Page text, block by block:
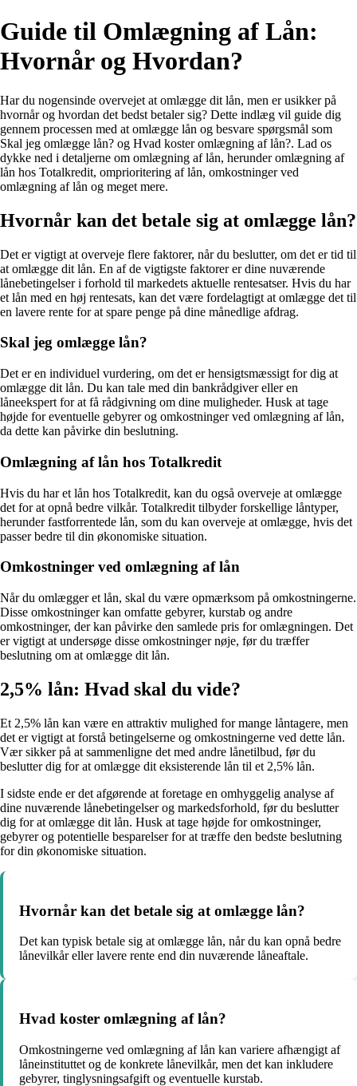
Guide til Omlægning af Lån:
Hvornår og Hvordan?
Har du nogensinde overvejet at omlægge dit lån, men er usikker på
hvornår og hvordan det bedst betaler sig? Dette indlæg vil guide dig
gennem processen med at omlægge lån og besvare spørgsmål som
Skal jeg omlægge lån? og Hvad koster omlægning af lån?. Lad os
dykke ned i detaljerne om omlægning af lån, herunder omlægning af
lån hos Totalkredit, omprioritering af lån, omkostninger ved
omlægning af lån og meget mere.
Hvornår kan det betale sig at omlægge lån?
Det er vigtigt at overveje flere faktorer, når du beslutter, om det er tid til
at omlægge dit lån. En af de vigtigste faktorer er dine nuværende
lånebetingelser i forhold til markedets aktuelle rentesatser. Hvis du har
et lån med en høj rentesats, kan det være fordelagtigt at omlægge det til
en lavere rente for at spare penge på dine månedlige afdrag.
Skal jeg omlægge lån?
Det er en individuel vurdering, om det er hensigtsmæssigt for dig at
omlægge dit lån. Du kan tale med din bankrådgiver eller en
låneekspert for at få rådgivning om dine muligheder. Husk at tage
højde for eventuelle gebyrer og omkostninger ved omlægning af lån,
da dette kan påvirke din beslutning.
Omlægning af lån hos Totalkredit
Hvis du har et lån hos Totalkredit, kan du også overveje at omlægge
det for at opnå bedre vilkår. Totalkredit tilbyder forskellige låntyper,
herunder fastforrentede lån, som du kan overveje at omlægge, hvis det
passer bedre til din økonomiske situation.
Omkostninger ved omlægning af lån
Når du omlægger et lån, skal du være opmærksom på omkostningerne.
Disse omkostninger kan omfatte gebyrer, kurstab og andre
omkostninger, der kan påvirke den samlede pris for omlægningen. Det
er vigtigt at undersøge disse omkostninger nøje, før du træffer
beslutning om at omlægge dit lån.
2,5% lån: Hvad skal du vide?
Et 2,5% lån kan være en attraktiv mulighed for mange låntagere, men
det er vigtigt at forstå betingelserne og omkostningerne ved dette lån.
Vær sikker på at sammenligne det med andre lånetilbud, før du
beslutter dig for at omlægge dit eksisterende lån til et 2,5% lån.
I sidste ende er det afgørende at foretage en omhyggelig analyse af
dine nuværende lånebetingelser og markedsforhold, før du beslutter
dig for at omlægge dit lån. Husk at tage højde for omkostninger,
gebyrer og potentielle besparelser for at træffe den bedste beslutning
for din økonomiske situation.
Hvornår kan det betale sig at omlægge lån?
Det kan typisk betale sig at omlægge lån, når du kan opnå bedre
lånevilkår eller lavere rente end din nuværende låneaftale.
Hvad koster omlægning af lån?
Omkostningerne ved omlægning af lån kan variere afhængigt af
låneinstituttet og de konkrete lånevilkår, men det kan inkludere
gebyrer, tinglysningsafgift og eventuelle kurstab.